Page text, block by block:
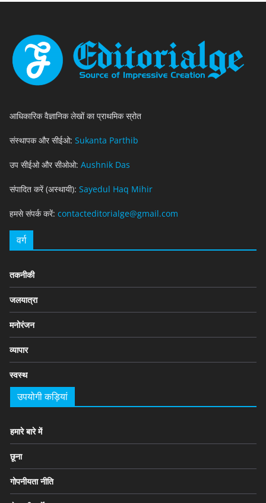
आधिकारिक वैज्ञानिक लेखों का प्राथमिक स्रोत
संस्थापक और सीईओ: Sukanta Parthib
उप सीईओ और सीओओ: Aushnik Das
संपादित करें (अस्थायी): Sayedul Haq Mihir
हमसे संपर्क करें: contacteditorialge@gmail.com
वर्ग
तकनीकी
जलयात्रा
मनोरंजन
व्यापार
स्वस्थ
उपयोगी कड़ियां
हमारे बारे में
छूना
गोपनीयता नीति